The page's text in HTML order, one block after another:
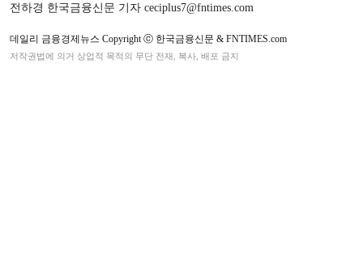
전하경 한국금융신문 기자 ceciplus7@fntimes.com
데일리 금융경제뉴스 Copyright ⓒ 한국금융신문 & FNTIMES.com
저작권법에 의거 상업적 목적의 무단 전재, 복사, 배포 금지